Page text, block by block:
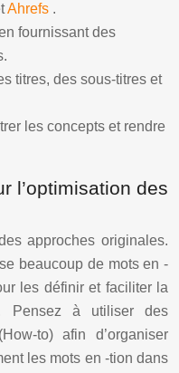
Ahrefs .
fournissant des
titres, des sous-titres et
les concepts et rendre
l’optimisation des
approches originales.
beaucoup de mots en -
les définir et faciliter la
Pensez à utiliser des
to) afin d’organiser
les mots en -tion dans